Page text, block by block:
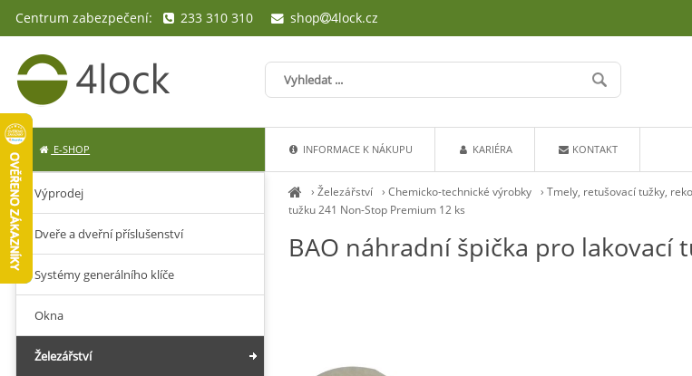
›Železářství ›Chemicko-technické výrobky ›Tmely, retušovací tužky,
tužku 241 Non-Stop Premium 12 ks
BAO náhradní špička pro lakovací
Výprodej
Dveře a dveřní příslušenství
Systémy generálního klíče
Okna
Železářství
E-SHOP INFORMACE K NÁKUPU KARIÉRA KONTAKT
Centrum zabezpečení: 233 310 310 shop 4lock.cz